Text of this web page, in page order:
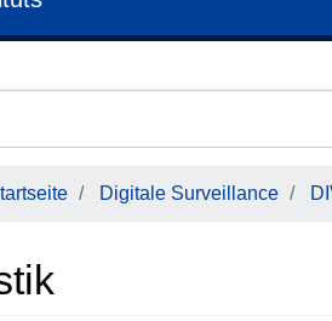
Digitale Surveillance